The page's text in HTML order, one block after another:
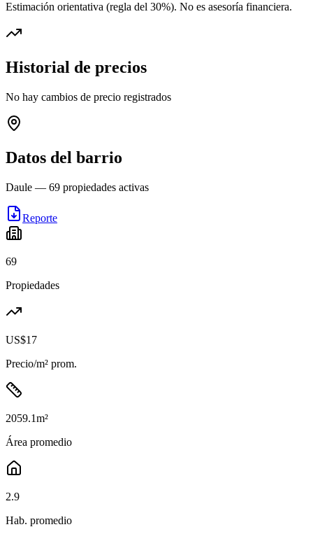
Estimación orientativa (regla del 30%). No es asesoría financiera.
Historial de precios
No hay cambios de precio registrados
Datos del barrio
Daule — 69 propiedades activas
Reporte
69
Propiedades
US$17
Precio/m² prom.
2059.1m²
Área promedio
2.9
Hab. promedio